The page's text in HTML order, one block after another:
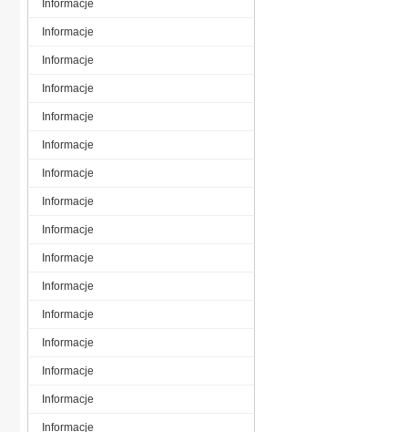
Informacje
Informacje
Informacje
Informacje
Informacje
Informacje
Informacje
Informacje
Informacje
Informacje
Informacje
Informacje
Informacje
Informacje
Informacje
Informacje